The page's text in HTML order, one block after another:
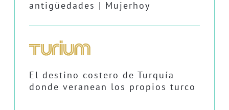
antigüedades | Mujerhoy
El destino costero de Turquía
donde veranean los propios turco